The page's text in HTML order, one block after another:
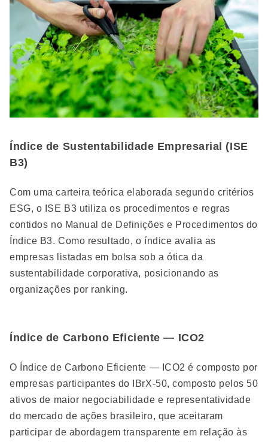
Índice de Sustentabilidade Empresarial (ISE
B3)
Com uma carteira teórica elaborada segundo critérios
ESG, o ISE B3 utiliza os procedimentos e regras
contidos no Manual de Definições e Procedimentos do
Índice B3. Como resultado, o índice avalia as
empresas listadas em bolsa sob a ótica da
sustentabilidade corporativa, posicionando as
organizações por ranking.
Índice de Carbono Eficiente — ICO2
O Índice de Carbono Eficiente — ICO2 é composto por
empresas participantes do IBrX-50, composto pelos 50
ativos de maior negociabilidade e representatividade
do mercado de ações brasileiro, que aceitaram
participar de abordagem transparente em relação às